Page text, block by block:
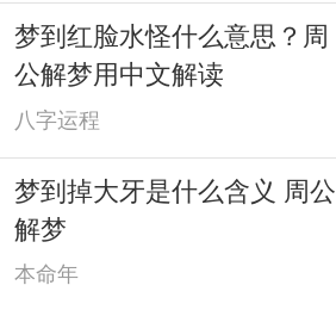
梦到红脸水怪什么意思？周
公解梦用中文解读
八字运程
梦到掉大牙是什么含义 周公
解梦
本命年